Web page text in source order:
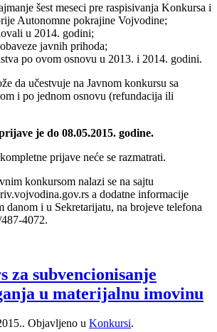
šest meseci pre raspisivanja Konkursa i
Autonomne pokrajine Vojvodine;
u 2014. godini;
javnih prihoda;
po ovom osnovu u 2013. i 2014. godini.
da učestvuje na Javnom konkursu sa
i po jednom osnovu (refundacija ili
je do 08.05.2015. godine.
prijave neće se razmatrati.
konkursom nalazi se na sajtu
a dodatne informacije
danom i u Sekretarijatu, na brojeve telefona
4072.
za subvencionisanje
u materijalnu imovinu
. Objavljeno u Konkursi.